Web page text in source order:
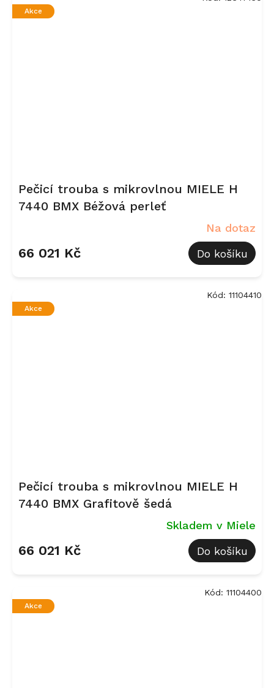
Akce
Pečicí trouba s mikrovlnou MIELE H
7440 BMX Béžová perleť
Na dotaz
66 021 Kč Do košíku
Akce
Pečicí trouba s mikrovlnou MIELE H
7440 BMX Grafitově šedá
Skladem v Miele
66 021 Kč Do košíku
Kód: 11104410
Akce
Kód: 11104400